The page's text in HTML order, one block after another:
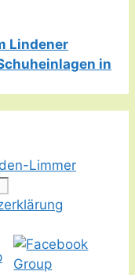
Lindener
in
Limmer